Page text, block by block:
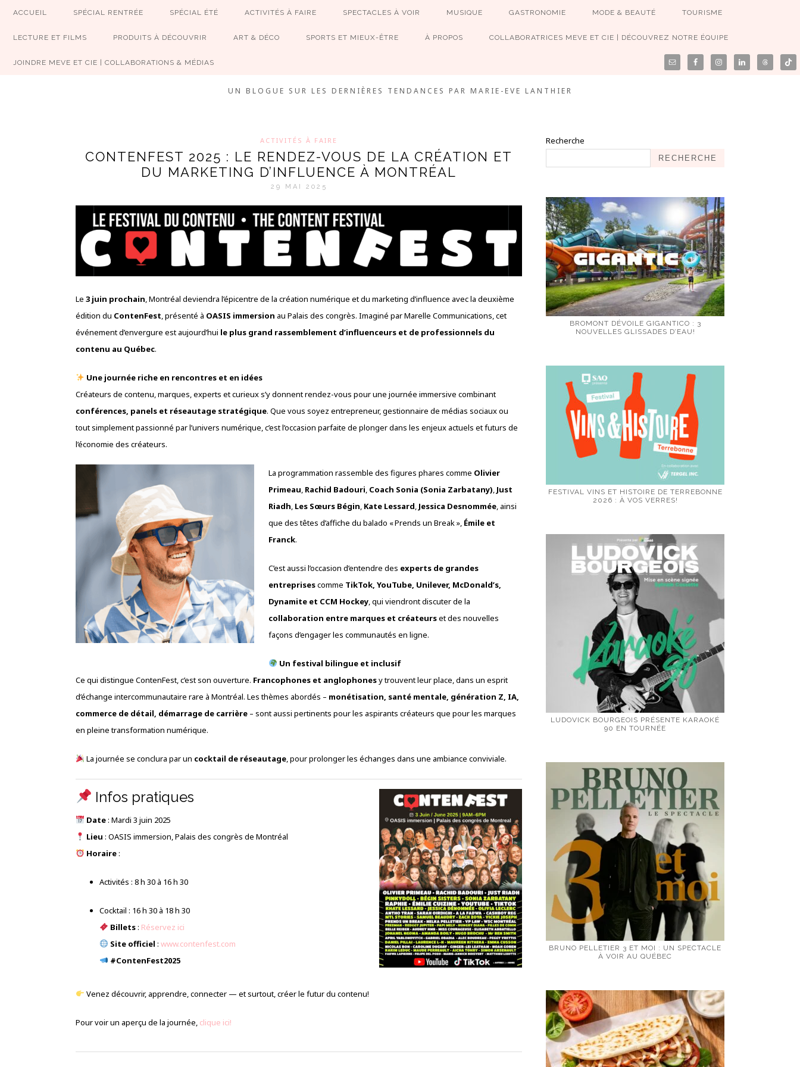
ACCUEIL SPÉCIAL RENTRÉE SPÉCIAL ÉTÉ ACTIVITÉS À FAIRE SPECTACLES À VOIR MUSIQUE GASTRONOMIE MODE & BEAUTÉ TOURISME
LECTURE ET FILMS PRODUITS À DÉCOUVRIR ART & DÉCO SPORTS ET MIEUX-ÊTRE À PROPOS COLLABORATRICES MEVE ET CIE | DÉCOUVREZ NOTRE ÉQUIPE
JOINDRE MEVE ET CIE | COLLABORATIONS & MÉDIAS
UN BLOGUE SUR LES DERNIÈRES TENDANCES PAR MARIE-EVE LANTHIER
ACTIVITÉS À FAIRE
CONTENFEST 2025 : LE RENDEZ-VOUS DE LA CRÉATION ET
DU MARKETING D’INFLUENCE À MONTRÉAL
29 MAI 2025
Le 3 juin prochain , Montréal deviendra l’épicentre de la création numérique et du marketing d’influence avec la deuxième
édition du ContenFest , présenté à OASIS immersion au Palais des congrès. Imaginé par Marelle Communications, cet
événement d’envergure est aujourd’hui le plus grand rassemblement d’influenceurs et de professionnels du
contenu au Québec.
Une journée riche en rencontres et en idées
Créateurs de contenu, marques, experts et curieux s’y donnent rendez-vous pour une journée immersive combinant
conférences, panels et réseautage stratégique. Que vous soyez entrepreneur, gestionnaire de médias sociaux ou
tout simplement passionné par l’univers numérique, c’est l’occasion parfaite de plonger dans les enjeux actuels et futurs de
l’économie des créateurs.
La programmation rassemble des figures phares comme Olivier
Primeau Rachid Badouri Coach Sonia (Sonia Zarbatany) Just
Riadh Les Sœurs Bégin Kate Lessard Jessica Desnommée , ainsi
que des têtes d’affiche du balado « Prends un Break », Émile et
Franck.
C’est aussi l’occasion d’entendre des experts de grandes
entreprisescomme TikTok, YouTube, Unilever, McDonald’s,
Dynamite et CCM Hockey , qui viendront discuter de la
collaboration entre marques et créateurset des nouvelles
façons d’engager les communautés en ligne.
Un festival bilingue et inclusif
Ce qui distingue ContenFest, c’est son ouverture. Francophones et anglophonesy trouvent leur place, dans un esprit
d’échange intercommunautaire rare à Montréal. Les thèmes abordés – monétisation, santé mentale, génération Z, IA,
commerce de détail, démarrage de carrière – sont aussi pertinents pour les aspirants créateurs que pour les marques
en pleine transformation numérique.
La journée se conclura par un cocktail de réseautage, pour prolonger les échanges dans une ambiance conviviale.
Infos pratiques
Date: Mardi 3 juin 2025
Lieu : OASIS immersion, Palais des congrès de Montréal
Horaire:
Activités : 8 h 30 à 16 h 30
Cocktail : 16 h 30 à 18 h 30
Billets: Réservez ici
Site officiel : www.contenfest.com
#ContenFest2025
Venez découvrir, apprendre, connecter — et surtout, créer le futur du contenu!
Pour voir un aperçu de la journée, clique ici!
Recherche
RECHERCHE
BROMONT DÉVOILE GIGANTICO : 3
NOUVELLES GLISSADES D’EAU!
FESTIVAL VINS ET HISTOIRE DE TERREBONNE
2026 : À VOS VERRES!
LUDOVICK BOURGEOIS PRÉSENTE KARAOKÉ
90 EN TOURNÉE
BRUNO PELLETIER 3 ET MOI : UN SPECTACLE
À VOIR AU QUÉBEC